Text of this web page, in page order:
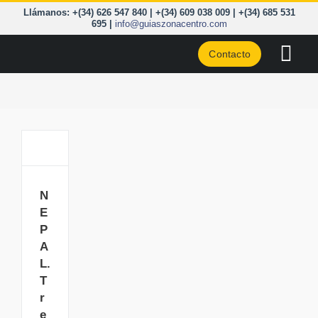
Saltar
contenido
Llámanos: +(34) 626 547 840 | +(34) 609 038 009 | +(34) 685 531
695 |
info@guiaszonacentro.com
Contacto
Campo
Base
del
Everest.
N
E
P
A
L.
T
r
e